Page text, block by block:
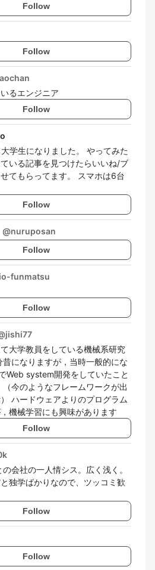
Follow
Follow
るエンジニア
Follow
学生になりました。 やってみた
いる記事を見つけたらいいね/ブ
てもらってます。 スマホは6台
Follow
@nuruposan
Follow
funmatsu
Follow
jishi77
大学教員をしている機械系研究
昔になりますが，当時一般的にな
Web system開発をしていたこと
（今のようなフレームワークが出
ハードウェアよりのプログラム
機械学習にも興味があります
Follow
会社の一人情シス。広く浅く。
独学ばかりなので、ツッコミ歓
Follow
Follow